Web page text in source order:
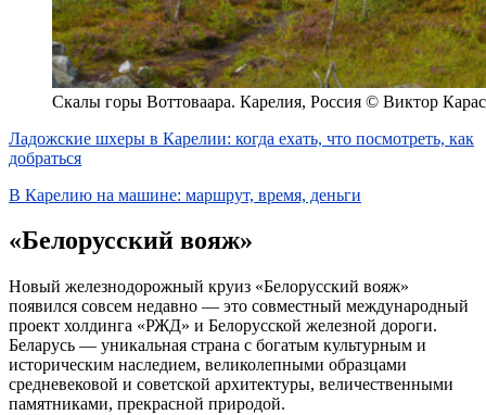
Скалы горы Воттоваара. Карелия, Россия © Виктор
Ладожские шхеры в Карелии: когда ехать, что посмотреть, как
добраться
В Карелию на машине: маршрут, время, деньги
«Белорусский вояж»
Новый железнодорожный круиз «Белорусский вояж»
появился совсем недавно — это совместный международный
проект холдинга «РЖД» и Белорусской железной дороги.
Беларусь — уникальная страна с богатым культурным и
историческим наследием, великолепными образцами
средневековой и советской архитектуры, величественными
памятниками, прекрасной природой.